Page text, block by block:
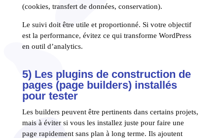
(cookies, transfert de données, conservation).
Le suivi doit être utile et proportionné. Si votre objectif
est la performance, évitez ce qui transforme WordPress
en outil d’analytics.
5) Les plugins de construction de
pages (page builders) installés
pour tester
Les builders peuvent être pertinents dans certains projets,
mais à éviter si vous les installez juste pour faire une
page rapidement sans plan à long terme. Ils ajoutent